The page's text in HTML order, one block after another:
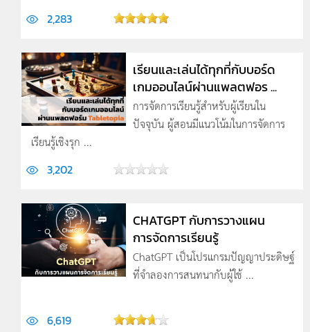
2,283
เรียนและเล่นได้ทุกที่กับบอร์ด
เกมออนไลน์ผ่านแพลตฟอร ...
การจัดการเรียนรู้สำหรับผู้เรียนใน
ปัจจุบัน ผู้สอนมีแนวโน้มในการจัดการ
เรียนรู้เชิงรุก ...
3,202
CHATGPT กับการวางแผน
การจัดการเรียนรู้
ChatGPT เป็นโปรแกรมปัญญาประดิษฐ์
ที่จำลองการสนทนากับผู้ใช้ ...
6,619